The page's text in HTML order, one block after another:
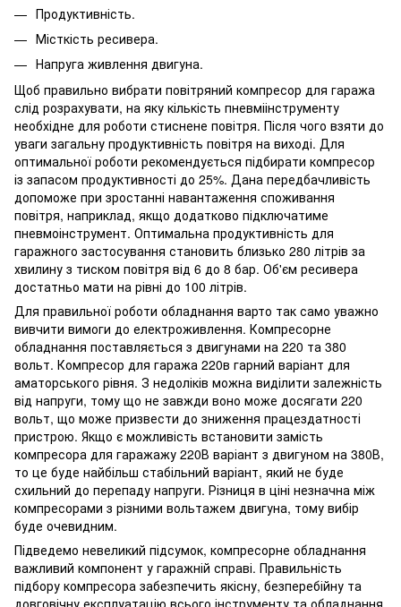
Продуктивність.
Місткість ресивера.
Напруга живлення двигуна.
Щоб правильно вибрати повітряний компресор для гаража
слід розрахувати, на яку кількість пневміінструменту
необхідне для роботи стиснене повітря. Після чого взяти до
уваги загальну продуктивність повітря на виході. Для
оптимальної роботи рекомендується підбирати компресор
із запасом продуктивності до 25%. Дана передбачливість
допоможе при зростанні навантаження споживання
повітря, наприклад, якщо додатково підключатиме
пневмоінструмент. Оптимальна продуктивність для
гаражного застосування становить близько 280 літрів за
хвилину з тиском повітря від 6 до 8 бар. Об'єм ресивера
достатньо мати на рівні до 100 літрів.
Для правильної роботи обладнання варто так само уважно
вивчити вимоги до електроживлення. Компресорне
обладнання поставляється з двигунами на 220 та 380
вольт. Компресор для гаража 220в гарний варіант для
аматорського рівня. З недоліків можна виділити залежність
від напруги, тому що не завжди воно може досягати 220
вольт, що може призвести до зниження працездатності
пристрою. Якщо є можливість встановити замість
компресора для гаражажу 220В варіант з двигуном на 380В,
то це буде найбільш стабільний варіант, який не буде
схильний до перепаду напруги. Різниця в ціні незначна між
компресорами з різними вольтажем двигуна, тому вибір
буде очевидним.
Підведемо невеликий підсумок, компресорне обладнання
важливий компонент у гаражній справі. Правильність
підбору компресора забезпечить якісну, безперебійну та
довговічну експлуатацію всього інструменту та обладнання.